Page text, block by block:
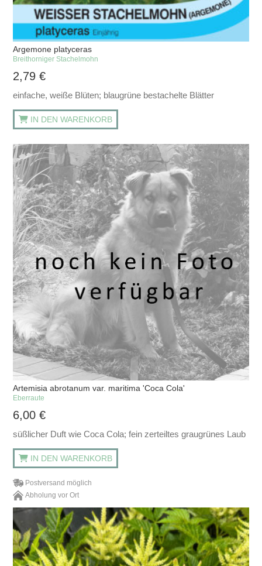
Argemone platyceras
Breithorniger Stachelmohn
2,79€
einfache, weiße Blüten; blaugrüne bestachelte Blätter
IN DEN WARENKORB
Artemisia abrotanum var. maritima 'Coca Cola'
Eberraute
6,00€
süßlicher Duft wie Coca Cola; fein zerteiltes graugrünes Laub
IN DEN WARENKORB
Postversand möglich
Abholung vor Ort